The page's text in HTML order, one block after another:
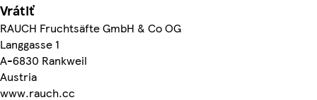
Vrátiť
RAUCH Fruchtsäfte GmbH & Co OG
Langgasse 1
A-6830 Rankweil
Austria
www.rauch.cc